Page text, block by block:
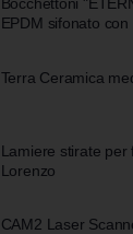
Bocchettoni
EPDM sifonato
Terra Ceramica
Lamiere stirate per
Lorenzo
CAM2 Laser